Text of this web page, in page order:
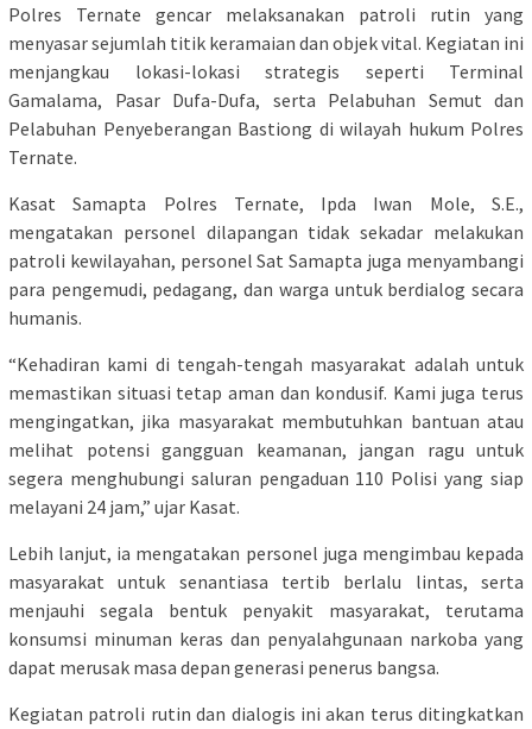
Polres Ternate gencar melaksanakan patroli rutin yang
menyasar sejumlah titik keramaian dan objek vital. Kegiatan ini
menjangkau lokasi-lokasi strategis seperti Terminal
Gamalama, Pasar Dufa-Dufa, serta Pelabuhan Semut dan
Pelabuhan Penyeberangan Bastiong di wilayah hukum Polres
Ternate.
Kasat Samapta Polres Ternate, Ipda Iwan Mole, S.E.,
mengatakan personel dilapangan tidak sekadar melakukan
patroli kewilayahan, personel Sat Samapta juga menyambangi
para pengemudi, pedagang, dan warga untuk berdialog secara
humanis.
“Kehadiran kami di tengah-tengah masyarakat adalah untuk
memastikan situasi tetap aman dan kondusif. Kami juga terus
mengingatkan, jika masyarakat membutuhkan bantuan atau
melihat potensi gangguan keamanan, jangan ragu untuk
segera menghubungi saluran pengaduan 110 Polisi yang siap
melayani 24 jam,” ujar Kasat.
Lebih lanjut, ia mengatakan personel juga mengimbau kepada
masyarakat untuk senantiasa tertib berlalu lintas, serta
menjauhi segala bentuk penyakit masyarakat, terutama
konsumsi minuman keras dan penyalahgunaan narkoba yang
dapat merusak masa depan generasi penerus bangsa.
Kegiatan patroli rutin dan dialogis ini akan terus ditingkatkan